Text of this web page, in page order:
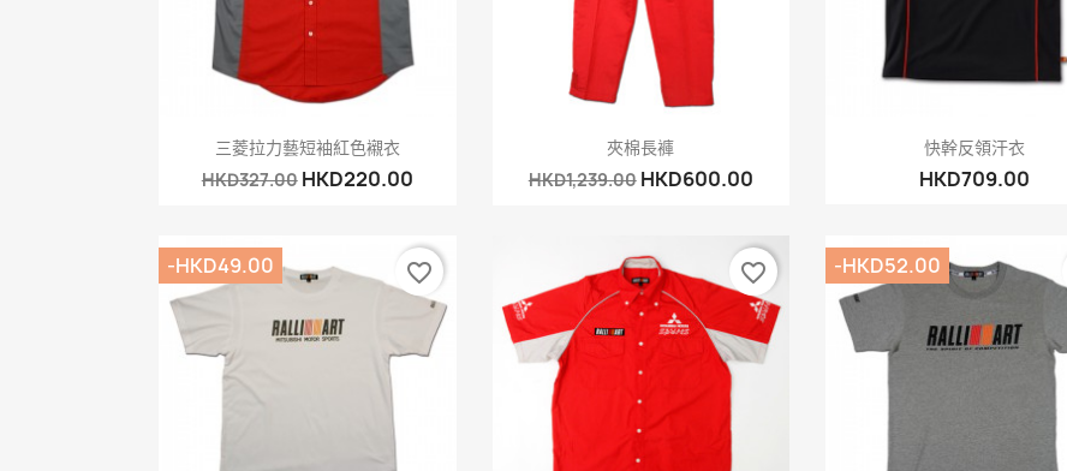
快速查看
三菱拉力藝短袖紅色襯衣
HKD327.00 HKD220.00
快速查看
夾棉長褲
HKD1,239.00 HKD600.00
快速查看
快幹反領汗衣
HKD709.00
-HKD49.00 favorite_border favorite_border -HKD52.00